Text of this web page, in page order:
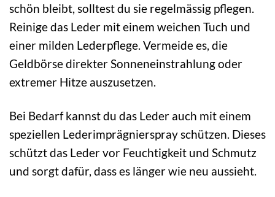
schön bleibt, solltest du sie regelmässig pflegen.
Reinige das Leder mit einem weichen Tuch und
einer milden Lederpflege. Vermeide es, die
Geldbörse direkter Sonneneinstrahlung oder
extremer Hitze auszusetzen.
Bei Bedarf kannst du das Leder auch mit einem
speziellen Lederimprägnierspray schützen. Dieses
schützt das Leder vor Feuchtigkeit und Schmutz
und sorgt dafür, dass es länger wie neu aussieht.